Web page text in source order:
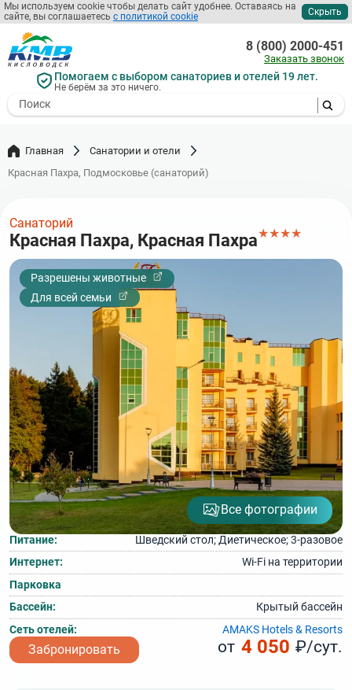
Мы используем cookie чтобы делать сайт удобнее. Оставаясь на
сайте, вы соглашаетесь с политикой cookie Скрыть
Перейти
к
основному
содержанию
Помогаем с выбором санаториев и отелей 19 лет.
Не берём за это ничего.
- I agree to the processing of my
8 (800) 2000-451
Заказать звонок
Главная
Санатории и отели
Красная Пахра, Подмосковье (санаторий)
Санаторий
Красная Пахра, Красная Пахра★★★★
Разрешены животные
Для всей семьи
Все фотографии
Питание:
Шведский стол; Диетическое; 3‑разовое
Интернет:
Wi‑Fi на территории
Парковка
Бассейн:
Крытый бассейн
Сеть отелей:
AMAKS Hotels & Resorts
Забронировать от 4 050 ₽/сут.